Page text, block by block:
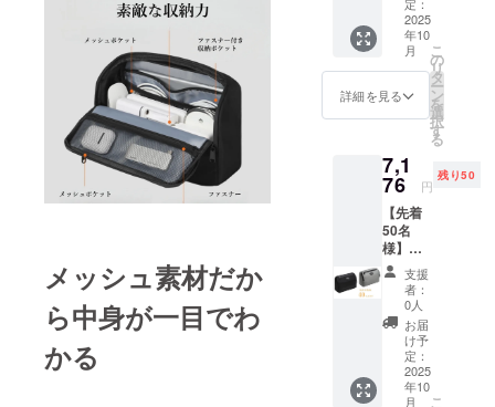
メッシュ素材だか
ら中身が一目でわ
かる
×2個＝
11,960
→7,176
円（税
込・送
収納の
悩みを
軽減
へ！優
れた自
立式
ポー
色系2個
セッ
ト」早
期ご支
援特割
【40
％OFF
】一般
販売予
定価
格：
5,980円
×2個＝
11,960
定：
2025
年10
月
詳細を見る
こ
の
リ
タ
ー
ン
を
選
択
す
る
7,1
76 円
残り50
【先着
50名
様】
「コン
パック
なのに
大容
量！高
機能で
収納の
悩みを
支援
者：
0人
お届
け予
定：
2025
年10
月
こ